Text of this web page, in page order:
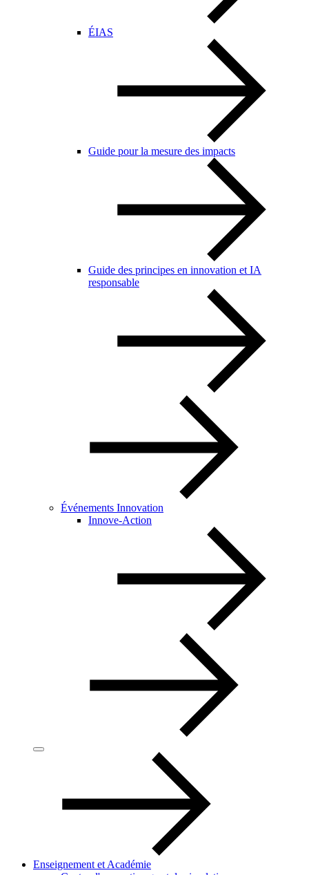
ÉIAS
Guide pour la mesure des impacts
Guide des principes en innovation et IA
responsable
Événements Innovation
Innove-Action
Enseignement et Académie